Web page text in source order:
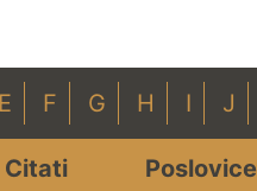
E F G H I J
Citati Poslovice